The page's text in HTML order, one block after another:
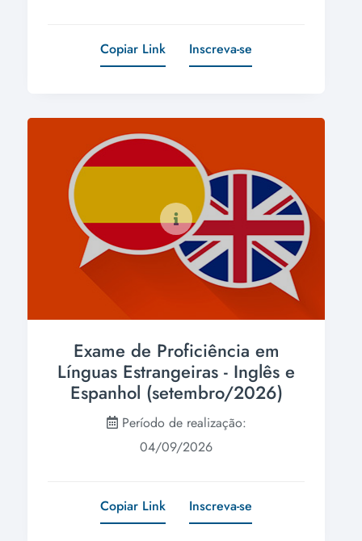
Copiar Link Inscreva-se
Exame de Proficiência em
Línguas Estrangeiras - Inglês e
Espanhol (setembro/2026)
Período de realização:
04/09/2026
Copiar Link Inscreva-se